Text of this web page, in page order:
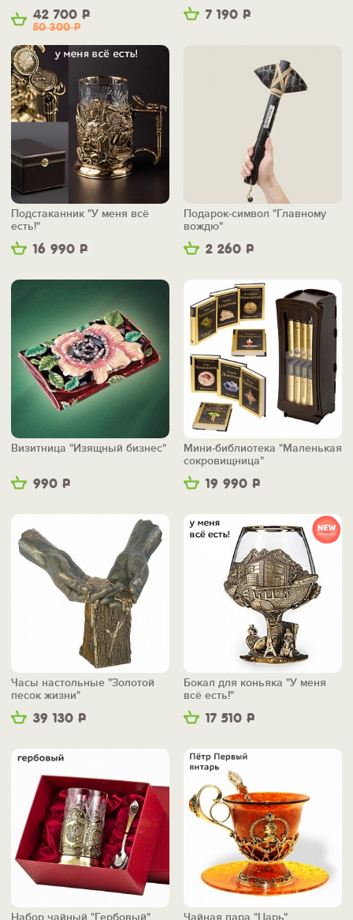
42 700 Р
50 300Р
7 190 Р
16 990 Р
Подстаканник "У меня всё
есть!"
2 260 Р
Подарок-символ "Главному
вождю"
990 Р
Визитница "Изящный бизнес"
19 990 Р
Мини-библиотека "Маленькая
сокровищница"
39 130 Р
Часы настольные "Золотой
песок жизни"
17 510 Р
Бокал для коньяка "У меня
всё есть!"